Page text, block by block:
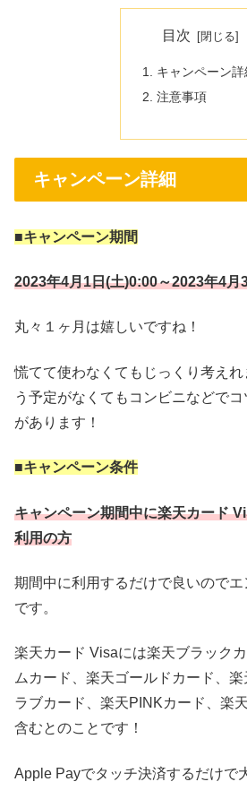
目次
キャンペーン詳
注意事項
キャンペーン詳細
■キャンペーン期間
2023年4月1日(土)0:00～2023年4月
丸々１ヶ月は嬉しいですね！
慌てて使わなくてもじっくり考え
う予定がなくてもコンビニなどで
があります！
■キャンペーン条件
キャンペーン期間中に楽天カード
利用の方
期間中に利用するだけで良いので
です。
楽天カード Visaには楽天ブラック
ムカード、楽天ゴールドカード、
ラブカード、楽天PINKカード、楽
含むとのことです！
Apple Payでタッチ決済するだけで